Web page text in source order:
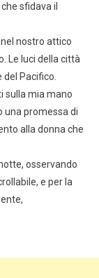
sfidava il
nostro attico
Le luci della città
Pacifico.
sulla mia mano
una promessa di
alla donna che
osservando
e per la